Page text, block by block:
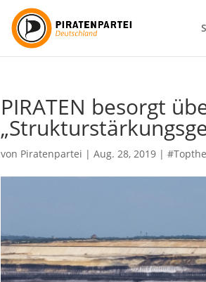
PIRATEN besorgt
von Piratenpartei |Aug. 28, 2019 |